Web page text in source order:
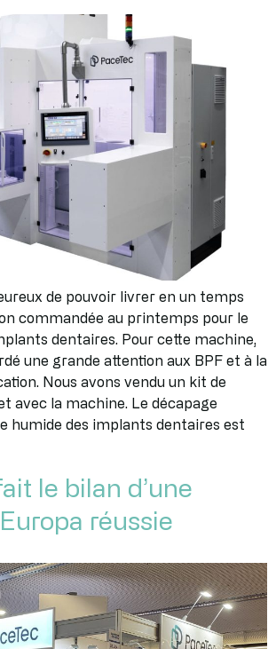
de pouvoir livrer en un temps
commandée au printemps pour le
dentaires. Pour cette machine,
une grande attention aux BPF et à la
Nous avons vendu un kit de
avec la machine. Le décapage
humide des implants dentaires est
le bilan d’une
réussie